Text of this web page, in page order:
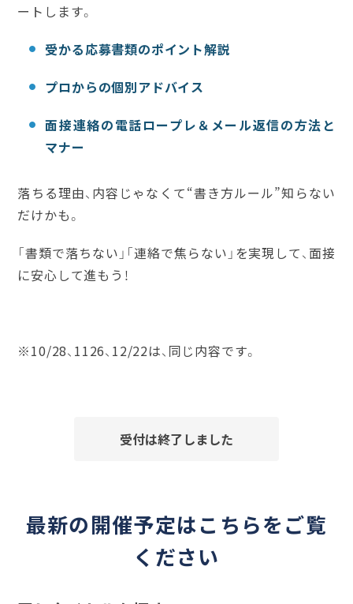
ートします。
受かる応募書類のポイント解説
プロからの個別アドバイス
面接連絡の電話ロープレ＆メール返信の方法と
マナー
落ちる理由、内容じゃなくて“書き方ルール”知らない
だけかも。
「書類で落ちない」「連絡で焦らない」を実現して、面接
に安心して進もう！
※10/28、1126、12/22は、同じ内容です。
受付は終了しました
最新の開催予定はこちらをご覧
ください